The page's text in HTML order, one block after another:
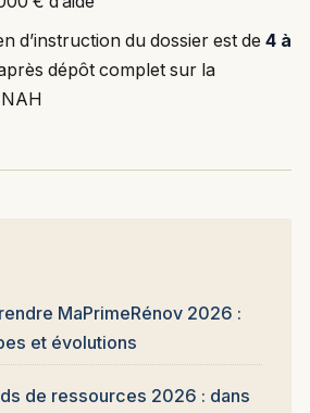
d’instruction du dossier est de 4 à
dépôt complet sur la
MaPrimeRénov 2026 :
et évolutions
de ressources 2026 : dans